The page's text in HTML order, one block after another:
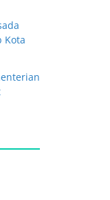
Kota